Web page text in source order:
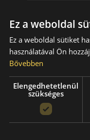
Azok számára
által kínált
optimalizálja és az
így tudja termékeit
Ez a weboldal
Ez a weboldal sütiket
használatával Ön
Bővebben
Elengedhetetlenül
szükséges